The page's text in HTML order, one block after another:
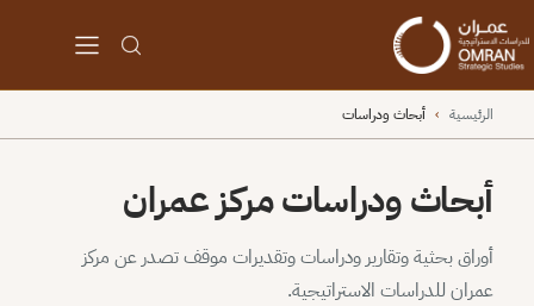
الرئيسية › أبحاث ودراسات
أبحاث ودراسات مركز عمران
أوراق بحثية وتقارير ودراسات وتقديرات موقف تصدر عن مركز
عمران للدراسات الاستراتيجية.